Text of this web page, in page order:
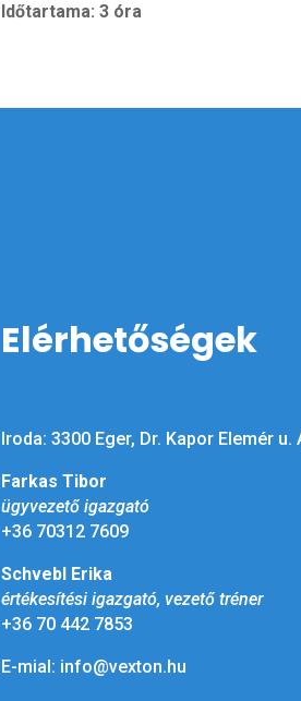
Időtartama: 3 óra
Elérhetőségek
Iroda: 3300 Eger, Dr. Kapor Elemér u.
Farkas Tibor
ügyvezető igazgató
+36 70312 7609
Schvebl Erika
értékesítési igazgató, vezető tréner
+36 70 442 7853
E-mial: info@vexton.hu